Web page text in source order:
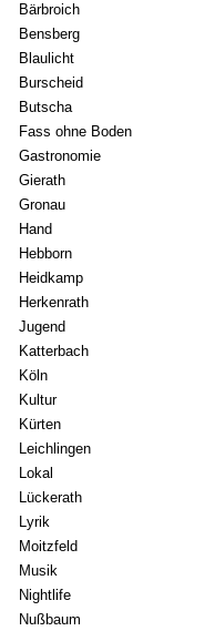
Bärbroich
Bensberg
Blaulicht
Burscheid
Butscha
Fass ohne Boden
Gastronomie
Gierath
Gronau
Hand
Hebborn
Heidkamp
Herkenrath
Jugend
Katterbach
Köln
Kultur
Kürten
Leichlingen
Lokal
Lückerath
Lyrik
Moitzfeld
Musik
Nightlife
Nußbaum